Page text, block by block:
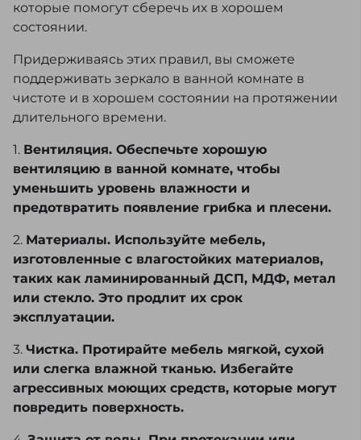
которые помогут сберечь их в хорошем
состоянии.
Придерживаясь этих правил, вы сможете
поддерживать зеркало в ванной комнате в
чистоте и в хорошем состоянии на протяжении
длительного времени.
1. Вентиляция. Обеспечьте хорошую
вентиляцию в ванной комнате, чтобы
уменьшить уровень влажности и
предотвратить появление грибка и плесени.
2. Материалы. Используйте мебель,
изготовленные с влагостойких материалов,
таких как ламинированный ДСП, МДФ, метал
или стекло. Это продлит их срок
эксплуатации.
3. Чистка. Протирайте мебель мягкой, сухой
или слегка влажной тканью. Избегайте
агрессивных моющих средств, которые могут
повредить поверхность.